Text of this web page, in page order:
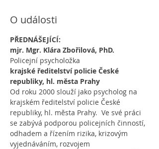
O události
PŘEDNÁŠEJÍCÍ:
mjr. Mgr. Klára Zbořilová, PhD.
Policejní psycholožka
krajské ředitelství policie České
republiky, hl. města Prahy
Od roku 2000 slouží jako psycholog na
krajském ředitelství policie České
republiky, hl. města Prahy.  Ve své práci
se zabývá podporou policejních činností,
odhadem a řízením rizika, krizovým
vyjednáváním, rozvojem